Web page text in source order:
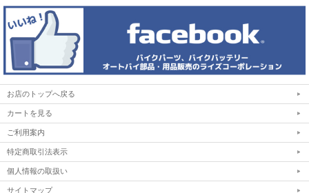
お店のトップへ戻る
カートを見る
ご利用案内
特定商取引法表示
個人情報の取扱い
サイトマップ